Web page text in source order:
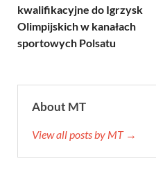
kwalifikacyjne do Igrzysk
Olimpijskich w kanałach
sportowych Polsatu
About MT
View all posts by MT →